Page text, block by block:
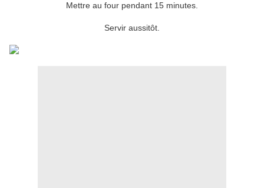
Mettre au four pendant 15 minutes.
Servir aussitôt.